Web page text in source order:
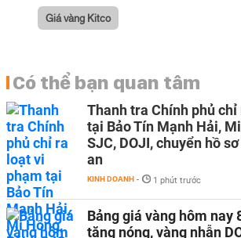
Giá vàng Kitco
Có thể bạn quan tâm
Thanh tra Chính phủ
tại Bảo Tín Mạnh Hải,
SJC, DOJI, chuyển hồ
an
KINH DOANH - 1 phút trước
Bảng giá vàng hôm nay
tăng nóng, vàng nhẫn